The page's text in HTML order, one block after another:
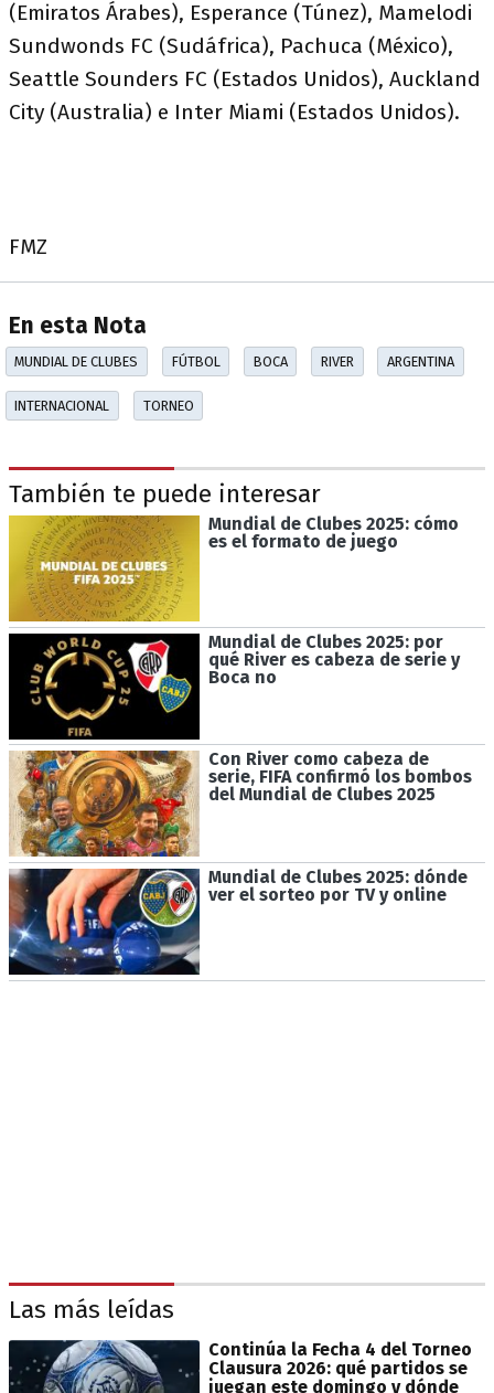
(Emiratos Árabes), Esperance (Túnez), Mamelodi
Sundwonds FC (Sudáfrica), Pachuca (México),
Seattle Sounders FC (Estados Unidos), Auckland
City (Australia) e Inter Miami (Estados Unidos).
FMZ
En esta Nota
MUNDIAL DE CLUBES FÚTBOL BOCA RIVER ARGENTINA
INTERNACIONAL TORNEO
También te puede interesar
Mundial de Clubes 2025: cómo
es el formato de juego
Mundial de Clubes 2025: por
qué River es cabeza de serie y
Boca no
Con River como cabeza de
serie, FIFA confirmó los bombos
del Mundial de Clubes 2025
Mundial de Clubes 2025: dónde
ver el sorteo por TV y online
Las más leídas
Continúa la Fecha 4 del Torneo
Clausura 2026: qué partidos se
juegan este domingo y dónde